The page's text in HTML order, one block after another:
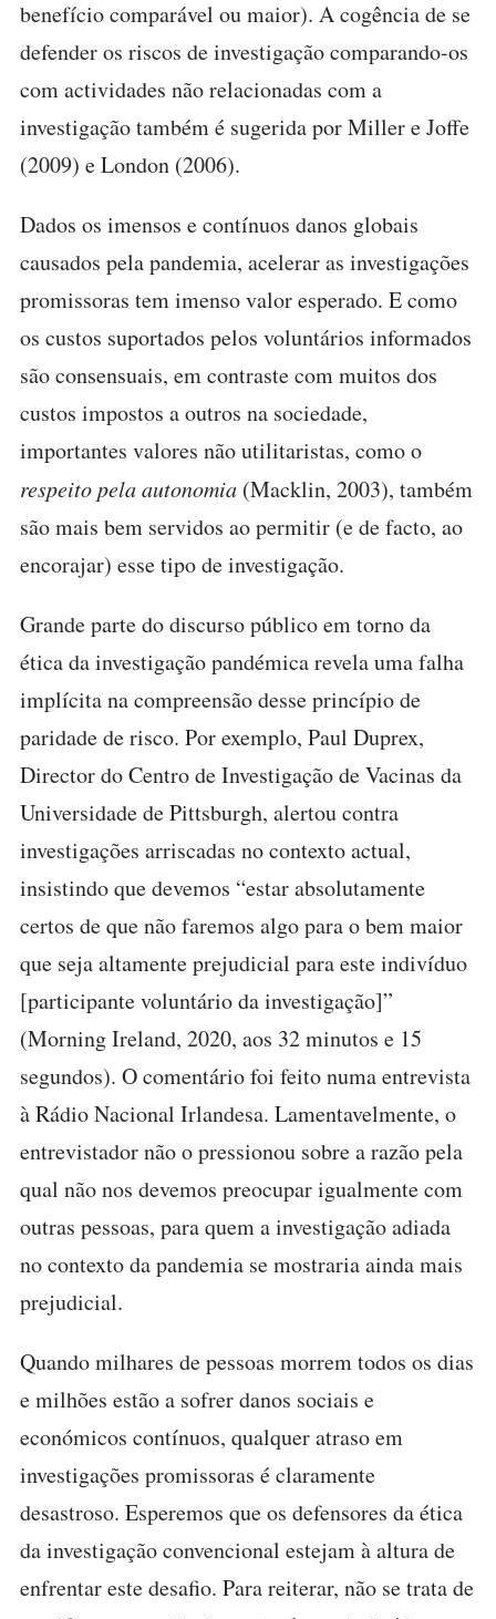
benefício comparável ou maior). A cogência de se
defender os riscos de investigação comparando-os
com actividades não relacionadas com a
investigação também é sugerida por Miller e Joffe
(2009) e London (2006).
Dados os imensos e contínuos danos globais
causados pela pandemia, acelerar as investigações
promissoras tem imenso valor esperado. E como
os custos suportados pelos voluntários informados
são consensuais, em contraste com muitos dos
custos impostos a outros na sociedade,
importantes valores não utilitaristas, como o
respeito pela autonomia (Macklin, 2003), também
são mais bem servidos ao permitir (e de facto, ao
encorajar) esse tipo de investigação.
Grande parte do discurso público em torno da
ética da investigação pandémica revela uma falha
implícita na compreensão desse princípio de
paridade de risco. Por exemplo, Paul Duprex,
Director do Centro de Investigação de Vacinas da
Universidade de Pittsburgh, alertou contra
investigações arriscadas no contexto actual,
insistindo que devemos “estar absolutamente
certos de que não faremos algo para o bem maior
que seja altamente prejudicial para este indivíduo
[participante voluntário da investigação]”
(Morning Ireland, 2020, aos 32 minutos e 15
segundos). O comentário foi feito numa entrevista
à Rádio Nacional Irlandesa. Lamentavelmente, o
entrevistador não o pressionou sobre a razão pela
qual não nos devemos preocupar igualmente com
outras pessoas, para quem a investigação adiada
no contexto da pandemia se mostraria ainda mais
prejudicial.
Quando milhares de pessoas morrem todos os dias
e milhões estão a sofrer danos sociais e
económicos contínuos, qualquer atraso em
investigações promissoras é claramente
desastroso. Esperemos que os defensores da ética
da investigação convencional estejam à altura de
enfrentar este desafio. Para reiterar, não se trata de